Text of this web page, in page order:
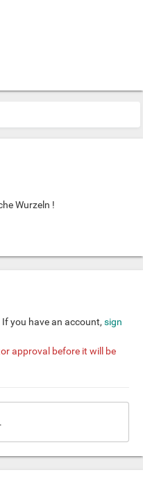
Wurzeln !
you have an account, sign
approval before it will be